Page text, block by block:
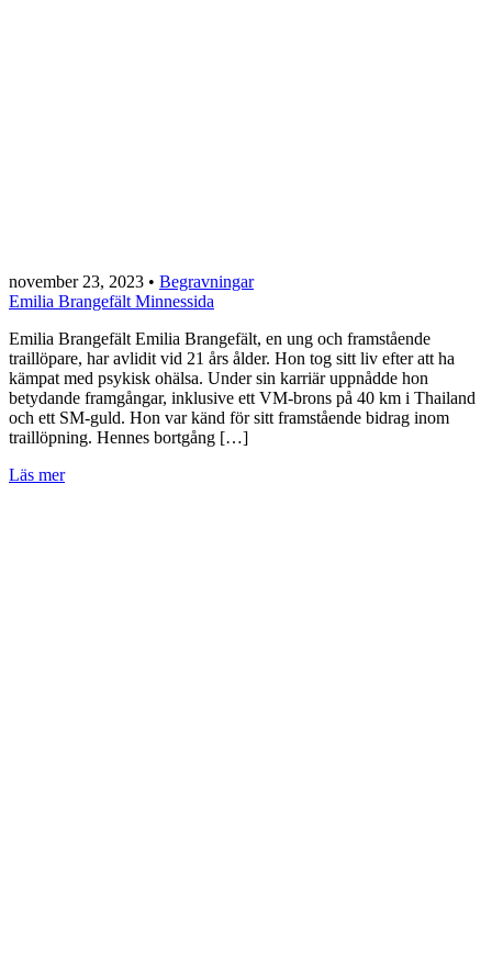
november 23, 2023 • Begravningar
Emilia Brangefält Minnessida
Emilia Brangefält Emilia Brangefält, en ung och framstående
traillöpare, har avlidit vid 21 års ålder. Hon tog sitt liv efter att ha
kämpat med psykisk ohälsa. Under sin karriär uppnådde hon
betydande framgångar, inklusive ett VM-brons på 40 km i Thailand
och ett SM-guld. Hon var känd för sitt framstående bidrag inom
traillöpning. Hennes bortgång […]
Läs mer